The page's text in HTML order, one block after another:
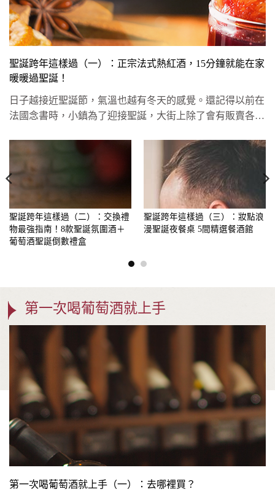
聖誕跨年這樣過（一）：正宗法式熱紅酒，15分鐘就能在家
暖暖過聖誕！
日子越接近聖誕節，氣溫也越有冬天的感覺。還記得以前在
法國念書時，小鎮為了迎接聖誕，大街上除了會有販賣各種
聖誕跨年這樣過（二）：交換禮
物最強指南！8款聖誕氛圍酒＋
葡萄酒聖誕倒數禮盒
聖誕跨年這樣過（三）：妝點浪
漫聖誕夜餐桌 5間精選餐酒館
第一次喝葡萄酒就上手
第一次喝葡萄酒就上手（一）：去哪裡買？